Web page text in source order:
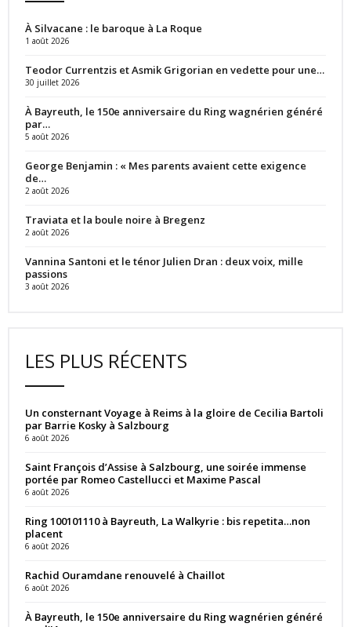
À Silvacane : le baroque à La Roque
1 août 2026
Teodor Currentzis et Asmik Grigorian en vedette pour une…
30 juillet 2026
À Bayreuth, le 150e anniversaire du Ring wagnérien généré
par…
5 août 2026
George Benjamin : « Mes parents avaient cette exigence
de…
2 août 2026
Traviata et la boule noire à Bregenz
2 août 2026
Vannina Santoni et le ténor Julien Dran : deux voix, mille
passions
3 août 2026
LES PLUS RÉCENTS
Un consternant Voyage à Reims à la gloire de Cecilia Bartoli
par Barrie Kosky à Salzbourg
6 août 2026
Saint François d’Assise à Salzbourg, une soirée immense
portée par Romeo Castellucci et Maxime Pascal
6 août 2026
Ring 100101110 à Bayreuth, La Walkyrie : bis repetita…non
placent
6 août 2026
Rachid Ouramdane renouvelé à Chaillot
6 août 2026
À Bayreuth, le 150e anniversaire du Ring wagnérien généré